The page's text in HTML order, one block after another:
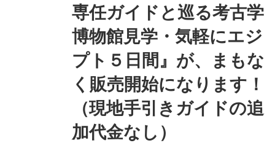
専任ガイドと巡る考古学
博物館見学・気軽にエジ
プト５日間』が、まもな
く販売開始になります！
（現地手引きガイドの追
加代金なし）